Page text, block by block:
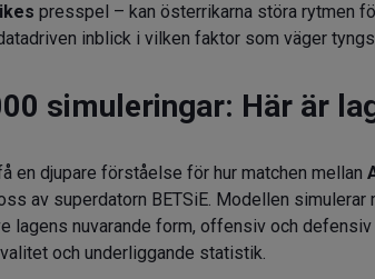
presspel – kan österrikarna störa rytmen
inblick i vilken faktor som väger
simuleringar: Här är
en djupare förståelse för hur matchen mellan
av superdatorn BETSiE. Modellen
lagens nuvarande form, offensiv och
och underliggande statistik.